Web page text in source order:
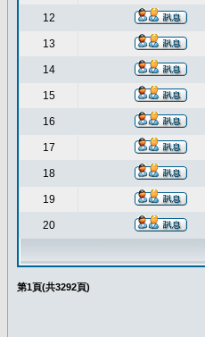
12
13
14
15
16
17
18
19
20
第1頁(共3292頁)